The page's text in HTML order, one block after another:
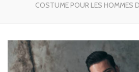
COSTUME POUR LES HOMMES